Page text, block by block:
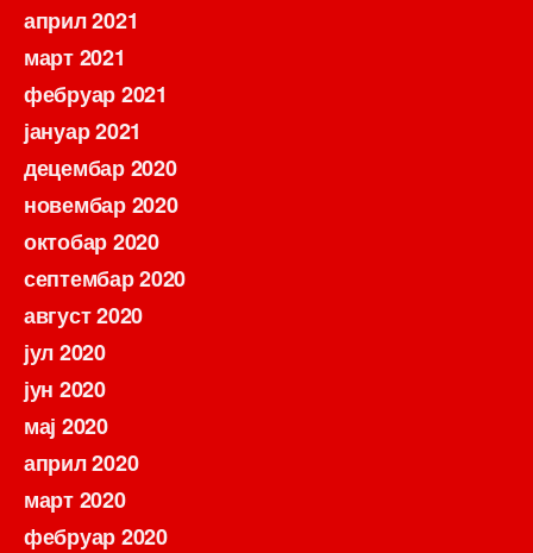
април 2021
март 2021
фебруар 2021
јануар 2021
децембар 2020
новембар 2020
октобар 2020
септембар 2020
август 2020
јул 2020
јун 2020
мај 2020
април 2020
март 2020
фебруар 2020